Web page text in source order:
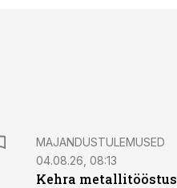
MAJANDUSTULEMUSED
04.08.26, 08:13
Kehra metallitööstus